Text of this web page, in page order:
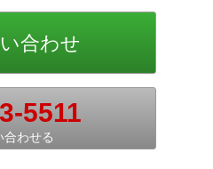
5511
合わせる